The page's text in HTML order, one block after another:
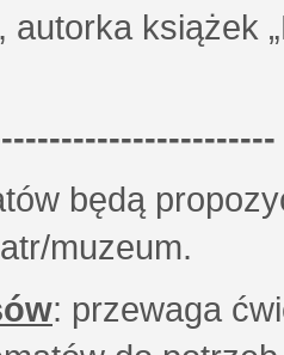
autorka książek
będą
muzeum.
: przewaga